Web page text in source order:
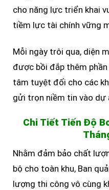
cho năng lực triển khai
tiềm lực tài chính vững
Mỗi ngày trôi qua, diện
được bồi đắp thêm
tâm tuyệt đối cho các
gửi trọn niềm tin vào dự
Chi Tiết Tiến Độ
Nhằm đảm bảo chất
bộ cho toàn khu, Ban
lượng thi công vô cùng